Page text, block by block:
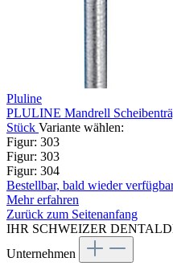
Pluline
PLULINE Mandrell
Stück Variante wählen:
Figur: 303
Figur: 303
Figur: 304
Bestellbar, bald wieder
Mehr erfahren
Zurück zum Seitenanfang
IHR SCHWEIZER
Unternehmen